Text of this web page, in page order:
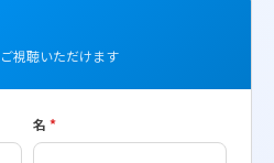
視聴いただけます
名 *